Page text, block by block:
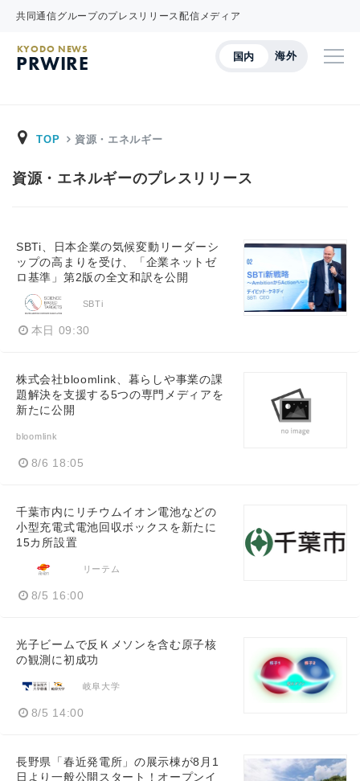
共同通信グループのプレスリリース配信メディア
国内 海外
KYODO NEWS
PRWIRE
TOP 資源・エネルギー
資源・エネルギーのプレスリリース
SBTi、日本企業の気候変動リーダーシ
ップの高まりを受け、「企業ネットゼ
ロ基準」第2版の全文和訳を公開
SBTi
本日 09:30
株式会社bloomlink、暮らしや事業の課
題解決を支援する5つの専門メディアを
新たに公開
bloomlink
8/6 18:05
千葉市内にリチウムイオン電池などの
小型充電式電池回収ボックスを新たに
15カ所設置
リーテム
8/5 16:00
光子ビームで反Ｋメソンを含む原子核
の観測に初成功
岐阜大学
8/5 14:00
長野県「春近発電所」の展示棟が8月1
日より一般公開スタート！オープンイ